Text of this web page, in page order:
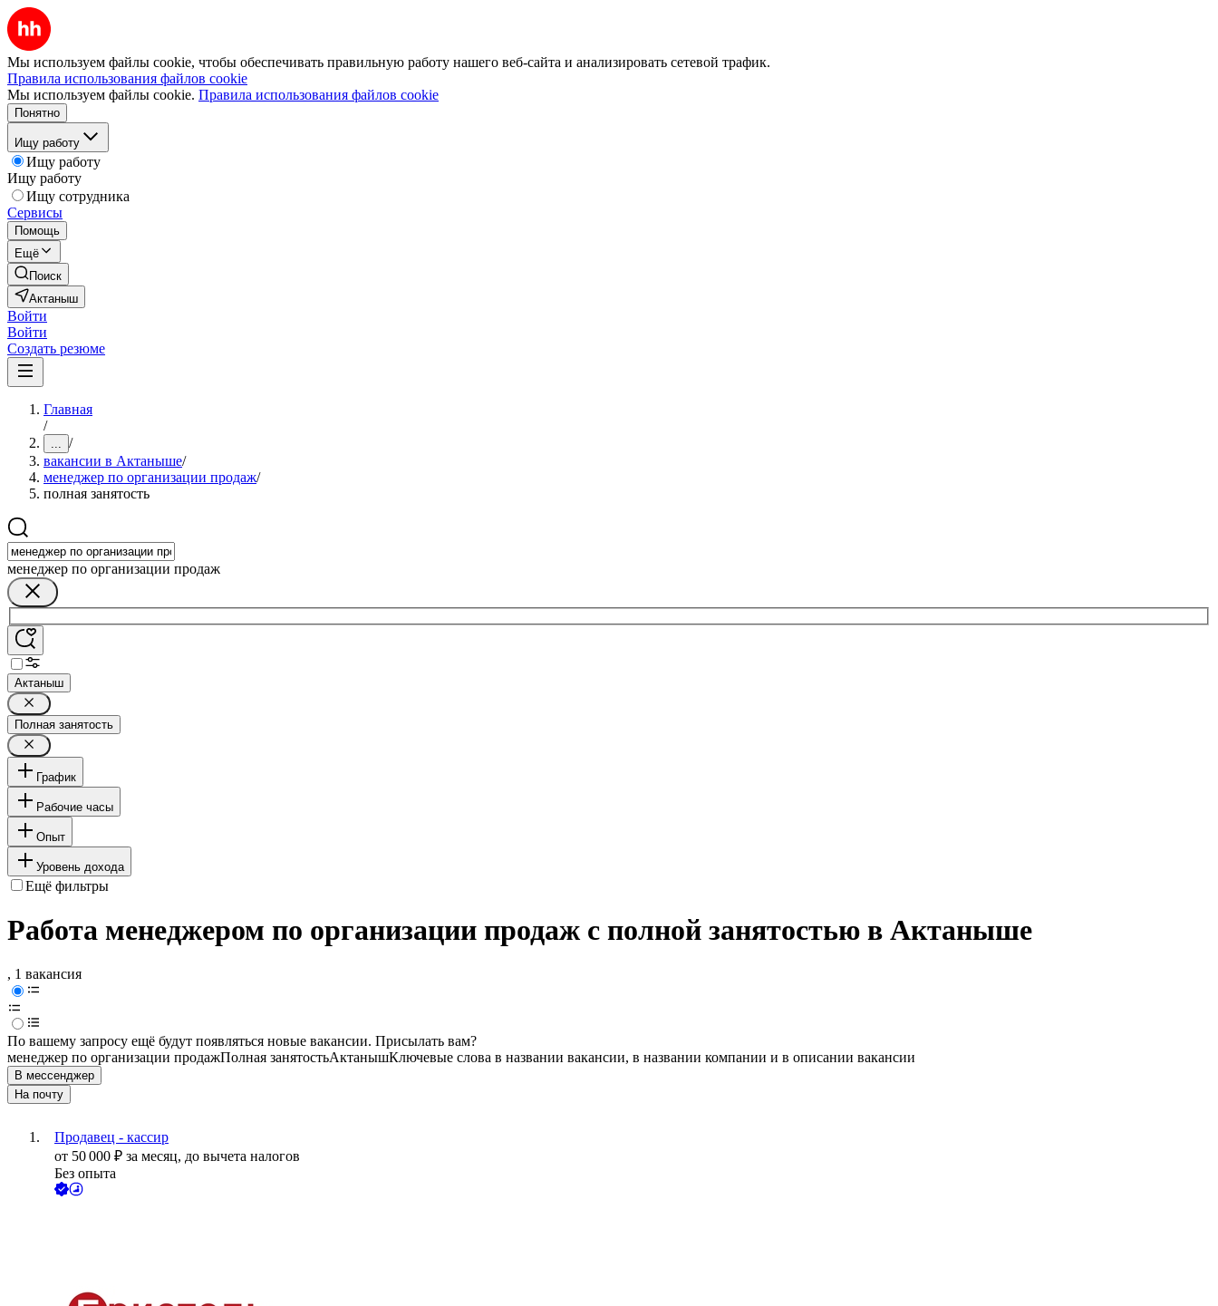
Мы используем файлы cookie, чтобы обеспечивать правильную работу нашего веб-сайта и анализировать сетевой трафик.
Правила использования файлов cookie
Мы используем файлы cookie. Правила использования файлов cookie
Понятно
Ищу работу
Ищу работу
Ищу работу
Ищу сотрудника
Сервисы
Помощь
Ещё
Поиск
Актаныш
Войти
Войти
Создать резюме
Главная
/
... /
вакансии в Актаныше/
менеджер по организации продаж/
полная занятость
менеджер по организации продаж
Актаныш
Полная занятость
График
Рабочие часы
Опыт
Уровень дохода
Ещё фильтры
Работа менеджером по организации продаж с полной занятостью в Актаныше
, 1 вакансия
По вашему запросу ещё будут появляться новые вакансии. Присылать вам?
менеджер по организации продажПолная занятостьАктанышКлючевые слова в названии вакансии, в названии компании и в описании вакансии
В мессенджер
На почту
Продавец - кассир
от 50 000 ₽ за месяц, до вычета налогов
Без опыта